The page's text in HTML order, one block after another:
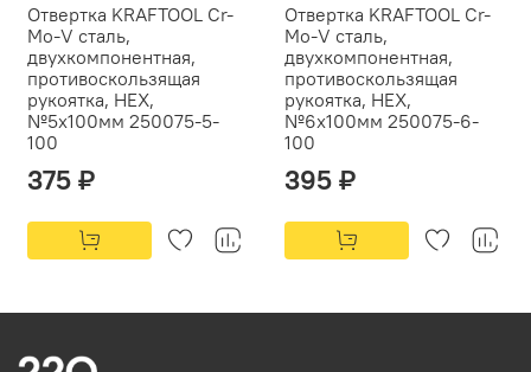
Отвертка KRAFTOOL Cr-
Mo-V сталь,
двухкомпонентная,
противоскользящая
рукоятка, HEX,
№5x100мм 250075-5-
100
375 ₽
Отвертка KRAFTOOL Cr-
Mo-V сталь,
двухкомпонентная,
противоскользящая
рукоятка, HEX,
№6x100мм 250075-6-
100
395 ₽